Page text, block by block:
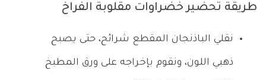
طريقة تحضير خضراوات مقلوبة الفراخ
نقلي الباذنجان المقطع شرائح، حتى يصبح
ذهبي اللون، ونقوم بإخراجه على ورق المطبخ